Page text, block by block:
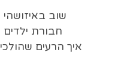
שוב
חבורת
איך הרעים